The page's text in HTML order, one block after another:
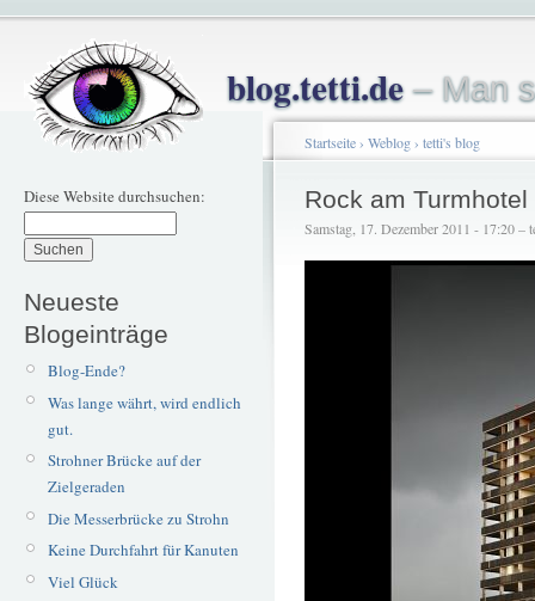
blog.tetti.de– Man
Diese Website durchsuchen:
Neueste
Blogeinträge
Blog-Ende?
Was lange währt, wird endlich
gut.
Strohner Brücke auf der
Zielgeraden
Die Messerbrücke zu Strohn
Keine Durchfahrt für Kanuten
Viel Glück
Startseite› Weblog› tetti's blog
Rock am Turmhotel
Samstag, 17. Dezember 2011 - 17:20 –